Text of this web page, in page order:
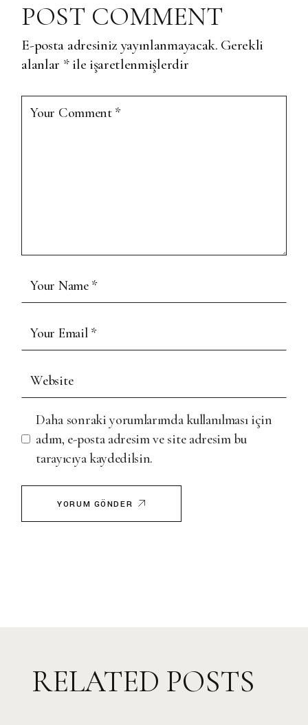
POST COMMENT
E-posta adresiniz yayınlanmayacak. Gerekli
alanlar *ile işaretlenmişlerdir
Daha sonraki yorumlarımda kullanılması için
adım, e-posta adresim ve site adresim bu
tarayıcıya kaydedilsin.
YORUM GÖNDER
RELATED POSTS